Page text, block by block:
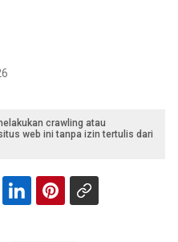
crawling atau
web ini tanpa izin tertulis dari